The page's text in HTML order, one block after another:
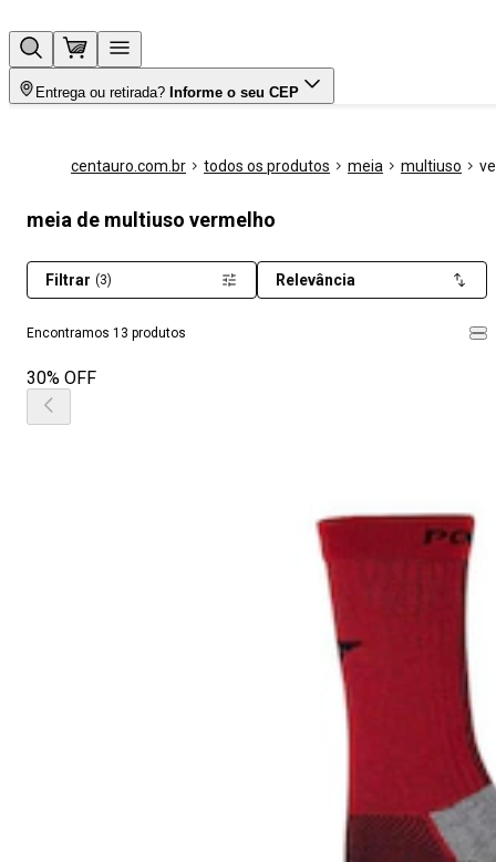
Entrega ou retirada? Informe o seu CEP
centauro.com.br todos os produtos meia multiuso
meia de multiuso vermelho
Encontramos 13 produtos
Filtrar (3) Relevância
30% OFF